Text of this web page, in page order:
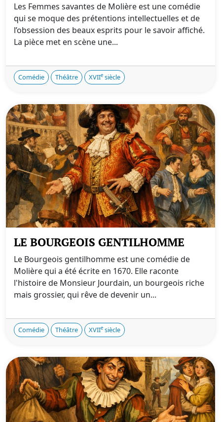
Les Femmes savantes de Molière est une comédie
qui se moque des prétentions intellectuelles et de
l’obsession des beaux esprits pour le savoir affiché.
La pièce met en scène une...
Comédie Théâtre XVIIe siècle
LE BOURGEOIS GENTILHOMME
Le Bourgeois gentilhomme est une comédie de
Molière qui a été écrite en 1670. Elle raconte
l'histoire de Monsieur Jourdain, un bourgeois riche
mais grossier, qui rêve de devenir un...
Comédie Théâtre XVIIe siècle